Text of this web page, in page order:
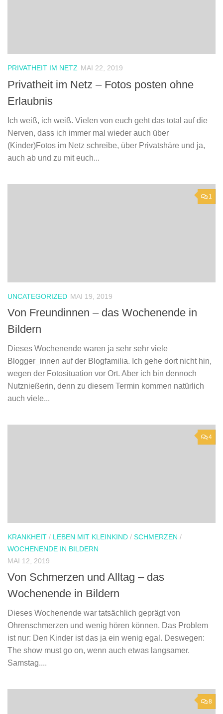
PRIVATHEIT IM NETZ MAI 22, 2019
Privatheit im Netz – Fotos posten ohne
Erlaubnis
Ich weiß, ich weiß. Vielen von euch geht das total auf die
Nerven, dass ich immer mal wieder auch über
(Kinder)Fotos im Netz schreibe, über Privatshäre und ja,
auch ab und zu mit euch...
1
UNCATEGORIZED MAI 19, 2019
Von Freundinnen – das Wochenende in
Bildern
Dieses Wochenende waren ja sehr sehr viele
Blogger_innen auf der Blogfamilia. Ich gehe dort nicht hin,
wegen der Fotosituation vor Ort. Aber ich bin dennoch
Nutznießerin, denn zu diesem Termin kommen natürlich
auch viele...
4
KRANKHEIT / LEBEN MIT KLEINKIND / SCHMERZEN /
WOCHENENDE IN BILDERN
MAI 12, 2019
Von Schmerzen und Alltag – das
Wochenende in Bildern
Dieses Wochenende war tatsächlich geprägt von
Ohrenschmerzen und wenig hören können. Das Problem
ist nur: Den Kinder ist das ja ein wenig egal. Deswegen:
The show must go on, wenn auch etwas langsamer.
Samstag....
8